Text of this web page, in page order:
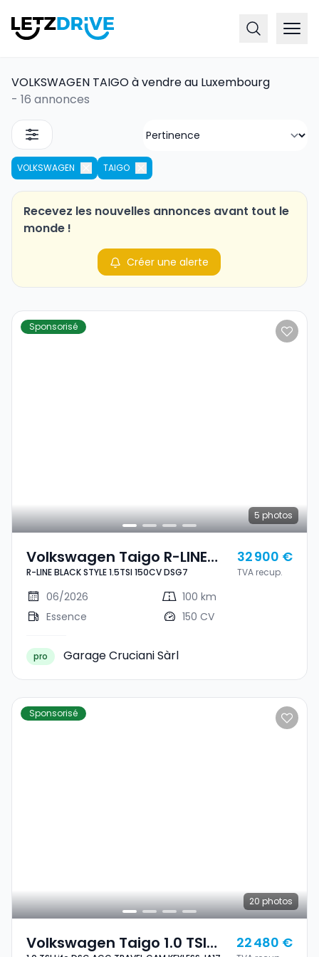
VOLKSWAGEN TAIGO à vendre au Luxembourg
- 16 annonces
VOLKSWAGEN TAIGO
Recevez les nouvelles annonces avant tout le
monde !
Créer une alerte
Sponsorisé
5 photos
Volkswagen Taigo R-LINE
BLACK STYLE 1.5TSI 150CV
DSG7
R-LINE BLACK STYLE 1.5TSI 150CV DSG7
32 900 €
TVA recup.
06/2026
100 km
Essence
150 CV
pro Garage Cruciani Sàrl
Sponsorisé
20 photos
Volkswagen Taigo 1.0 TSI
22 480 €